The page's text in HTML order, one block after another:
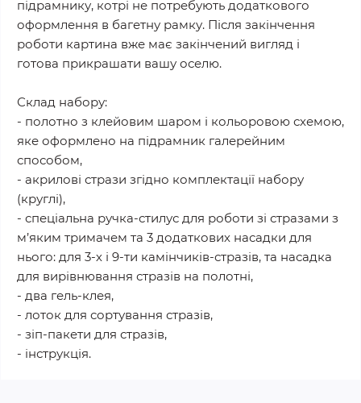
підрамнику, котрі не потребують додаткового
оформлення в багетну рамку. Після закінчення
роботи картина вже має закінчений вигляд і
готова прикрашати вашу оселю.
Склад набору:
- полотно з клейовим шаром і кольоровою схемою,
яке оформлено на підрамник галерейним
способом,
- акрилові стрази згідно комплектації набору
(круглі),
- спеціальна ручка-стилус для роботи зі стразами з
м’яким тримачем та 3 додаткових насадки для
нього: для 3-х і 9-ти камінчиків-стразів, та насадка
для вирівнювання стразів на полотні,
- два гель-клея,
- лоток для сортування стразів,
- зіп-пакети для стразів,
- інструкція.